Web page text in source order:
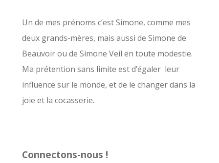
c
h
e
r
:
Un de mes prénoms c’est Simone, comme mes
deux grands-mères, mais aussi de Simone de
Beauvoir ou de Simone Veil en toute modestie.
Ma prétention sans limite est d’égaler leur
influence sur le monde, et de le changer dans la
joie et la cocasserie.
Connectons-nous !